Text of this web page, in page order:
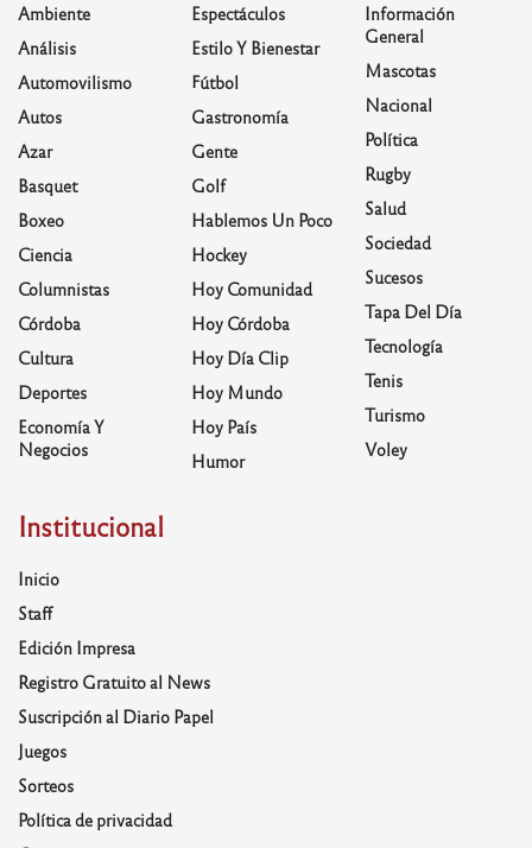
Ambiente
Análisis
Automovilismo
Autos
Azar
Basquet
Boxeo
Ciencia
Columnistas
Córdoba
Cultura
Deportes
Economía Y
Negocios
Espectáculos
Estilo Y Bienestar
Fútbol
Gastronomía
Gente
Golf
Hablemos Un Poco
Hockey
Hoy Comunidad
Hoy Córdoba
Hoy Día Clip
Hoy Mundo
Hoy País
Humor
Información
General
Mascotas
Nacional
Política
Rugby
Salud
Sociedad
Sucesos
Tapa Del Día
Tecnología
Tenis
Turismo
Voley
Institucional
Inicio
Staff
Edición Impresa
Registro Gratuito al News
Suscripción al Diario Papel
Juegos
Sorteos
Política de privacidad